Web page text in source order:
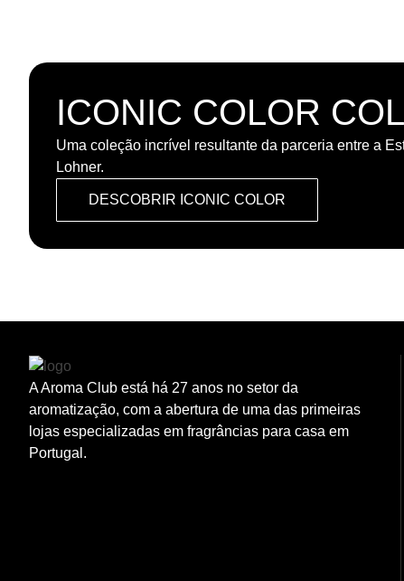
ICONIC COLOR
Uma coleção incrível resultante da parceria entre a
Lohner.
DESCOBRIR ICONIC COLOR
A Aroma Club está há 27 anos no setor da
aromatização, com a abertura de uma das primeiras
lojas especializadas em fragrâncias para casa em
Portugal.